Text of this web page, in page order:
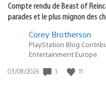
Compte rendu de Beast of
parades et le plus mignon des
Corey Brotherson
PlayStation Blog
Entertainment Europe
Date
03/08/2026 1 11